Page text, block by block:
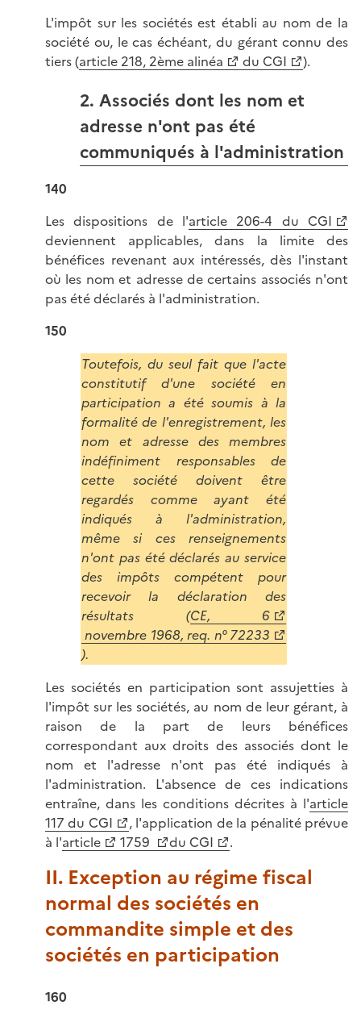
L'impôt sur les sociétés est établi au nom de la
société ou, le cas échéant, du gérant connu des
tiers (article 218, 2ème alinéa du CGI ).
2. Associés dont les nom et
adresse n'ont pas été
communiqués à l'administration
140
Les dispositions de l'article 206-4 du CGI
deviennent applicables, dans la limite des
bénéfices revenant aux intéressés, dès l'instant
où les nom et adresse de certains associés n'ont
pas été déclarés à l'administration.
150
Toutefois, du seul fait que l'acte
constitutif d'une société en
participation a été soumis à la
formalité de l'enregistrement, les
nom et adresse des membres
indéfiniment responsables de
cette société doivent être
regardés comme ayant été
indiqués à l'administration,
même si ces renseignements
n'ont pas été déclarés au service
des impôts compétent pour
recevoir la déclaration des
résultats (CE, 6
novembre 1968, req. n° 72233
).
Les sociétés en participation sont assujetties à
l'impôt sur les sociétés, au nom de leur gérant, à
raison de la part de leurs bénéfices
correspondant aux droits des associés dont le
nom et l'adresse n'ont pas été indiqués à
l'administration. L'absence de ces indications
entraîne, dans les conditions décrites à l'article
117 du CGI
, l'application de la pénalité prévue
à l'article 1759 du CGI .
II. Exception au régime fiscal
normal des sociétés en
commandite simple et des
sociétés en participation
160